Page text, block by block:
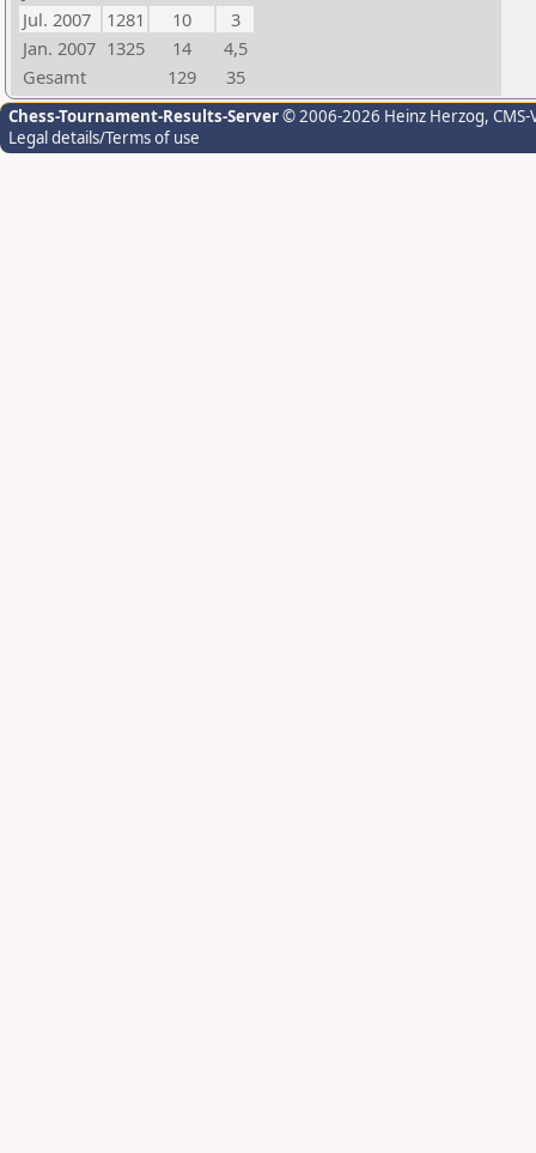
Jul. 2007
1281 10
3
Jan. 2007 1325 14
4,5
Gesamt
129 35
Chess-Tournament-Results-Server© 2006-2026 Heinz Herzog,
Legal details/Terms of use